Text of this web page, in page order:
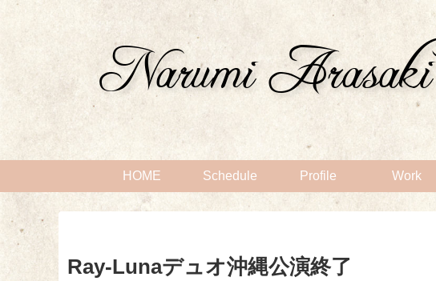
HOME Schedule Profile Work
Ray-Lunaデュオ沖縄公演終了